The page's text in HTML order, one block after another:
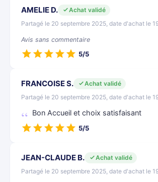
AMELIE D.
Achat validé
Partagé le 20 septembre 2025, date d'achat le
Avis sans commentaire
5/5
FRANCOISE S.
Achat validé
Partagé le 20 septembre 2025, date d'achat le
Bon Accueil et choix satisfaisant
5/5
JEAN-CLAUDE B.
Achat validé
Partagé le 20 septembre 2025, date d'achat le